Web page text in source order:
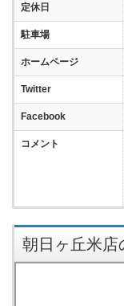
定休日
駐車場
ホームページ
Twitter
Facebook
コメント
朝日ヶ丘米店